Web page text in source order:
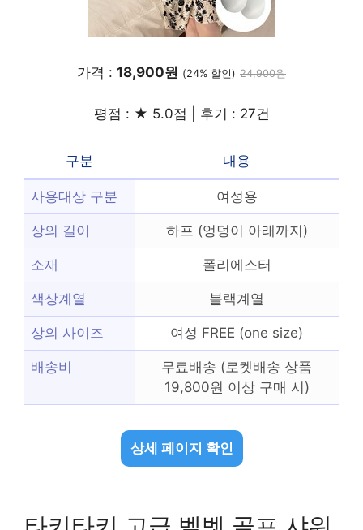
가격 : 18,900원 (24% 할인) 24,900원
평점 : ★ 5.0점 | 후기 : 27건
구분 내용
사용대상 구분 여성용
상의 길이 하프 (엉덩이 아래까지)
소재 폴리에스터
색상계열 블랙계열
상의 사이즈 여성 FREE (one size)
배송비
무료배송 (로켓배송 상품
19,800원 이상 구매 시)
상세 페이지 확인